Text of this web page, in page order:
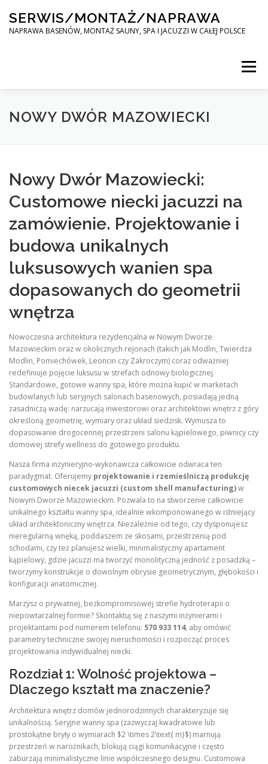
content
SERWIS/MONTAŻ/NAPRAWA
NAPRAWA BASENÓW, MONTAŻ SAUNY, SPA I JACUZZI W CAŁEJ POLSCE
Menu
SPA SERWIS
KONTAKT
NOWY DWÓR MAZOWIECKI
Nowy Dwór Mazowiecki:
Customowe niecki jacuzzi na
zamówienie. Projektowanie i
budowa unikalnych
luksusowych wanien spa
dopasowanych do geometrii
wnętrza
Nowoczesna architektura rezydencjalna w Nowym Dworze
Mazowieckim oraz w okolicznych rejonach (takich jak Modlin, Twierdza
Modlin, Pomiechówek, Leoncin czy Zakroczym) coraz odważniej
redefiniuje pojęcie luksusu w strefach odnowy biologicznej.
Standardowe, gotowe wanny spa, które można kupić w marketach
budowlanych lub seryjnych salonach basenowych, posiadają jedną
zasadniczą wadę: narzucają inwestorowi oraz architektowi wnętrz z góry
określoną geometrię, wymiary oraz układ siedzisk. Wymusza to
dopasowanie drogocennej przestrzeni salonu kąpielowego, piwnicy czy
domowej strefy wellness do gotowego produktu.
Nasza firma inżynieryjno-wykonawcza całkowicie odwraca ten
paradygmat. Oferujemy projektowanie i rzemieślniczą produkcję
customowych niecek jacuzzi (custom shell manufacturing)w
Nowym Dworze Mazowieckim. Pozwala to na stworzenie całkowicie
unikalnego kształtu wanny spa, idealnie wkomponowanego w istniejący
układ architektoniczny wnętrza. Niezależnie od tego, czy dysponujesz
nieregularną wnęką, poddaszem ze skosami, przestrzenią pod
schodami, czy też planujesz wielki, minimalistyczny apartament
kąpielowy, gdzie jacuzzi ma tworzyć monolityczną jedność z posadzką –
tworzymy konstrukcje o dowolnym obrysie geometrycznym, głębokości i
konfiguracji anatomicznej.
Marzysz o prywatnej, bezkompromisowej strefie hydroterapii o
niepowtarzalnej formie? Skontaktuj się z naszymi inżynierami i
projektantami pod numerem telefonu: 570 933 114, aby omówić
parametry techniczne swojej nieruchomości i rozpocząć proces
projektowania indywidualnej niecki.
Rozdział 1: Wolność projektowa –
Dlaczego kształt ma znaczenie?
Architektura wnętrz domów jednorodzinnych charakteryzuje się
unikalnością. Seryjne wanny spa (zazwyczaj kwadratowe lub
prostokątne bryły o wymiarach $2 \times 2\text{ m}$) marnują
przestrzeń w narożnikach, blokują ciągi komunikacyjne i często
zaburzają minimalistyczne linie współczesnego designu. Customowa